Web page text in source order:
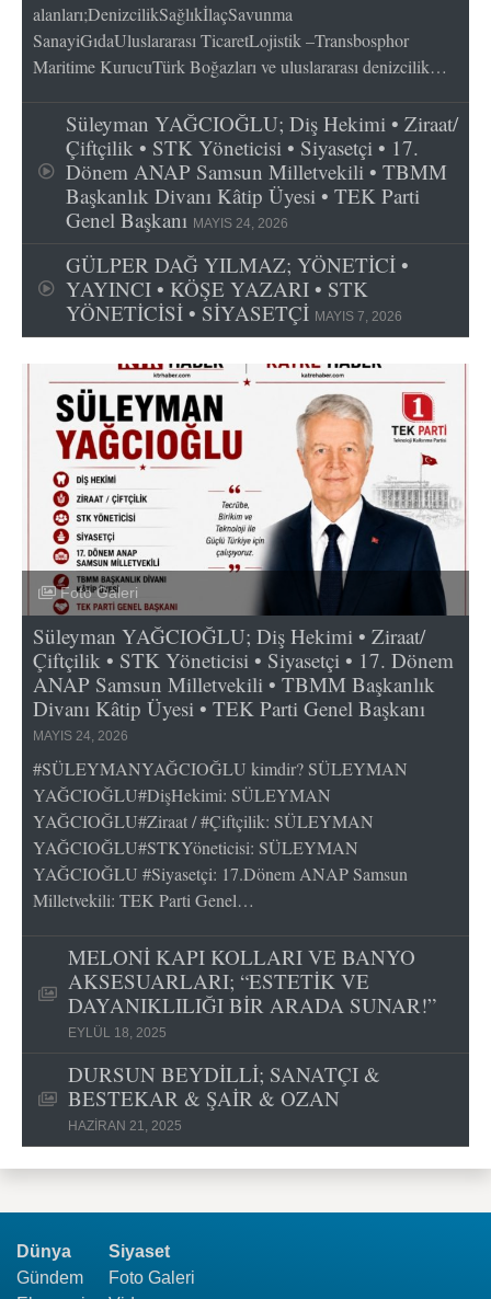
alanları;DenizcilikSağlıkİlaçSavunma
SanayiGıdaUluslararası TicaretLojistik –Transbosphor
Maritime KurucuTürk Boğazları ve uluslararası denizcilik…
Süleyman YAĞCIOĞLU; Diş Hekimi • Ziraat/
Çiftçilik • STK Yöneticisi • Siyasetçi • 17.
Dönem ANAP Samsun Milletvekili • TBMM
Başkanlık Divanı Kâtip Üyesi • TEK Parti
Genel Başkanı MAYIS 24, 2026
GÜLPER DAĞ YILMAZ; YÖNETİCİ •
YAYINCI • KÖŞE YAZARI • STK
YÖNETİCİSİ • SİYASETÇİ MAYIS 7, 2026
Foto Galeri
Süleyman YAĞCIOĞLU; Diş Hekimi • Ziraat/
Çiftçilik • STK Yöneticisi • Siyasetçi • 17. Dönem
ANAP Samsun Milletvekili • TBMM Başkanlık
Divanı Kâtip Üyesi • TEK Parti Genel Başkanı
MAYIS 24, 2026
#SÜLEYMANYAĞCIOĞLU kimdir? SÜLEYMAN
YAĞCIOĞLU#DişHekimi: SÜLEYMAN
YAĞCIOĞLU#Ziraat / #Çiftçilik: SÜLEYMAN
YAĞCIOĞLU#STKYöneticisi: SÜLEYMAN
YAĞCIOĞLU #Siyasetçi: 17.Dönem ANAP Samsun
Milletvekili: TEK Parti Genel…
MELONİ KAPI KOLLARI VE BANYO
AKSESUARLARI; “ESTETİK VE
DAYANIKLILIĞI BİR ARADA SUNAR!”
EYLÜL 18, 2025
DURSUN BEYDİLLİ; SANATÇI &
BESTEKAR & ŞAİR & OZAN
HAZIRAN 21, 2025
Dünya
Gündem
Siyaset
Foto Galeri